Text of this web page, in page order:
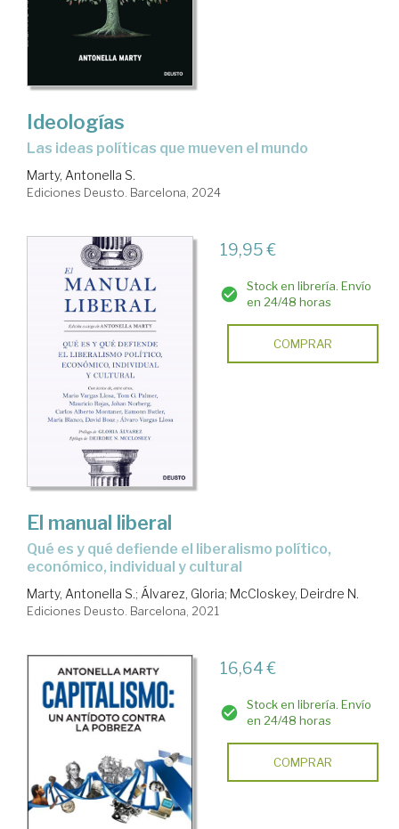
Ideologías
las ideas políticas que mueven el mundo
Marty, Antonella S.
Ediciones Deusto. Barcelona, 2024
19,95 €
Stock en librería. Envío
en 24/48 horas
COMPRAR
El manual liberal
qué es y qué defiende el liberalismo político,
económico, individual y cultural
Marty, Antonella S.; Álvarez, Gloria; McCloskey, Deirdre N.
Ediciones Deusto. Barcelona, 2021
16,64 €
Stock en librería. Envío
en 24/48 horas
COMPRAR